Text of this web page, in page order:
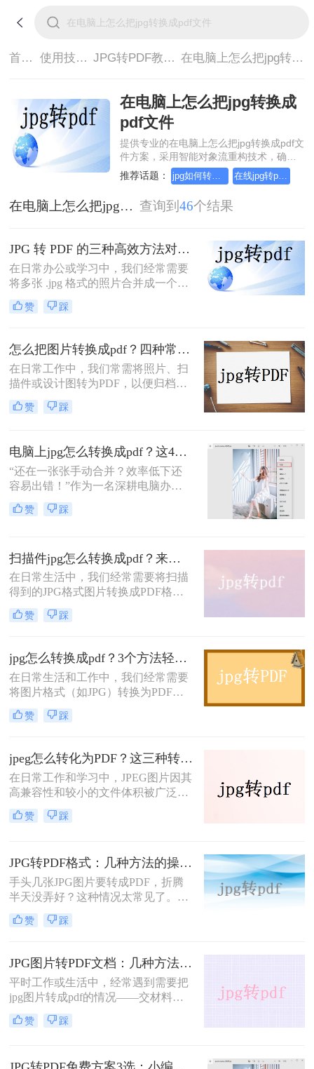
首页> 使用技巧> JPG转PDF教程> 在电脑上怎么把jpg转换成pdf文件
在电脑上怎么把jpg转换成
pdf文件
提供专业的在电脑上怎么把jpg转换成pdf文
件方案，采用智能对象流重构技术，确保
文档1:1高保真还原且排版不乱码。支持一
键批量处理，全链路 SSL 加密保障隐私安
成pdf文件，无需安装，高效办公。
推荐话题： jpg如何转成pdf？简单高效的恢复方法
在电脑上怎么把jpg转换成pdf文件 查询到 46个结果
JPG 转 PDF 的三种高效方法对比：批量合成、高清无损、零弹窗！
在日常办公或学习中，我们经常需要
将多张 .jpg 格式的照片合并成一个
.pdf 文档，以便于传输、打印或正式
提交（如简历附件、合同扫描件、作
往往夹杂着广告弹窗、强制下载捆绑
软件，甚至压缩画质。为了帮你真正
解决难题，本文梳理了三种安全、有
效且无需安装第三方插件的转换方
案。这三种方案均能保证图片高清无
损，并支持“多图合成一册”的核心需
隐私安全、网络依赖 四个维度给出直
观对比，再逐一详解操作步骤，助您
根据自身场景快速选择。
赞 踩
怎么把图片转换成pdf？四种常用方法一看即会！
在日常工作中，我们常需将照片、扫
描件或设计图转为PDF，以便归档、
打印或传输。但面对在线工具、专业
软件、系统自带功能等不同途径，到
按需快速决策。
赞 踩
电脑上jpg怎么转换成pdf？这4个亲测有效的方法，让你效率翻倍！
“还在一张张手动合并？效率低下还
容易出错！”作为一名深耕电脑办公
软件测评多年的博主，我每天都会接
触到大量关于格式转换的咨询。其
赞 踩
扫描件jpg怎么转换成pdf？来试试这二种转换方法！
在日常生活中，我们经常需要将扫描
得到的JPG格式图片转换成PDF格
式，以便于文件的共享、存储和打
印。那么扫描件jpg怎么转换成pdf
换成PDF的方法。
赞 踩
jpg怎么转换成pdf？3个方法轻松解决问题！
在日常生活和工作中，我们经常需要
将图片格式（如JPG）转换为PDF格
式。这有助于更好地保存、分享和打
印图片。那么jpg怎么转换成pdf呢？
一转换。
赞 踩
jpeg怎么转化为PDF？这三种转换方法推荐给你~
在日常工作和学习中，JPEG图片因其
高兼容性和较小的文件体积被广泛使
用。然而，在需要整合多张图片、提
高安全性或便于打印时，将JPEG图片
介绍3种将JPEG转换为PDF的常用高
效方法，帮助用户根据需求选择最适
合的方案。
赞 踩
JPG转PDF格式：几种方法的操作步骤和DPI设置！
手头几张JPG图片要转成PDF，折腾
半天没弄好？这种情况太常见了。不
管是工作中要把扫描的证件照合成一
份PDF提交，还是考试报名需要上传
pdf格式这个问题总会冒出来。我自己
也遇到过，当时试了好几种路子，有
些确实方便，有些则踩了不少坑。
赞 踩
JPG图片转PDF文档：几种方法的转换精度和文件体积对比！
平时工作或生活中，经常遇到需要把
jpg图片转成pdf的情况——交材料要
求pdf格式、合同扫描件要合并发送、
证件照需要打包成一个文件……但很
赞 踩